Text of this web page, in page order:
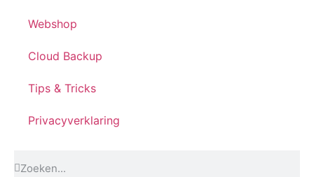
Webshop
Cloud Backup
Tips & Tricks
Privacyverklaring